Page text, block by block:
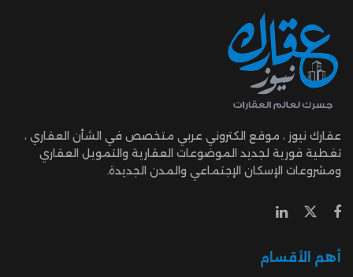
عقارك نيوز ، موقع الكتروني عربي متخصص في الشأن العقاري ،
تغطية فورية لجديد الموضوعات العقارية والتمويل العقاري
ومشروعات الإسكان الإجتماعي والمدن الجديدة.
أهم الأقسام